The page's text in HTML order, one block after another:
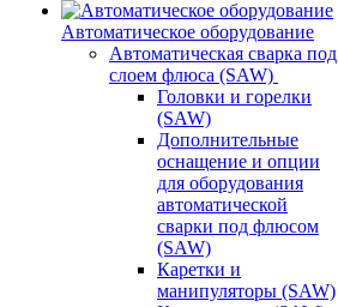
Автоматическое оборудование
Автоматическая сварка под
слоем флюса (SAW)
Головки и горелки
(SAW)
Дополнительные
оснащение и опции
для оборудования
автоматической
сварки под флюсом
(SAW)
Каретки и
манипуляторы (SAW)